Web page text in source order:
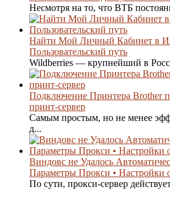
Несмотря на то, что ВТБ
Найти Мой Личный Кабинет в
Пользовательский путь
Wildberries — крупнейший в
Подключение Принтера Brother
принт-сервер
Самым простым, но не менее
д...
Виндовс не Удалось
Параметры Прокси • Настройки
По сути, прокси-сервер